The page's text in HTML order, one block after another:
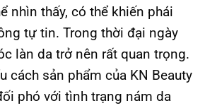
nhìn thấy, có thể khiến phái
tự tin. Trong thời đại ngày
làn da trở nên rất quan trọng.
cách sản phẩm của KN Beauty
phó với tình trạng nám da